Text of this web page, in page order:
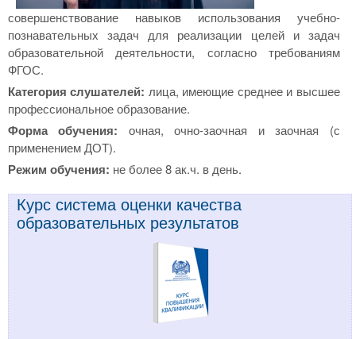
совершенствование навыков использования учебно-
познавательных задач для реализации целей и задач
образовательной деятельности, согласно требованиям
ФГОС.
Категория слушателей: лица, имеющие среднее и высшее
профессиональное образование.
Форма обучения: очная, очно-заочная и заочная (с
применением ДОТ).
Режим обучения: не более 8 ак.ч. в день.
Курс система оценки качества
образовательных результатов